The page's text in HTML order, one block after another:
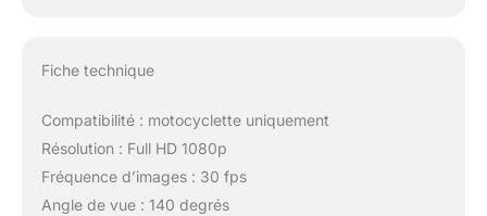
Fiche technique
Compatibilité : motocyclette uniquement
Résolution : Full HD 1080p
Fréquence d’images : 30 fps
Angle de vue : 140 degrés